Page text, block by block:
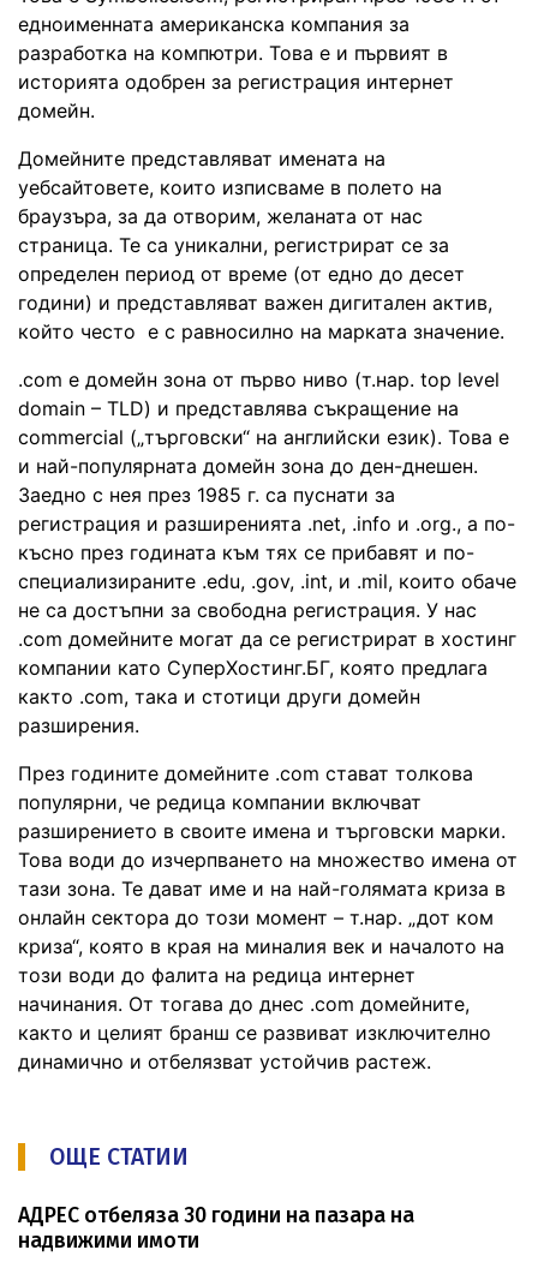
едноименната американска компания за
разработка на компютри. Това е и първият в
историята одобрен за регистрация интернет
домейн.
Домейните представляват имената на
уебсайтовете, които изписваме в полето на
браузъра, за да отворим, желаната от нас
страница. Те са уникални, регистрират се за
определен период от време (от едно до десет
години) и представляват важен дигитален актив,
който често е с равносилно на марката значение.
.com е домейн зона от първо ниво (т.нар. top level
domain – TLD) и представлява съкращение на
commercial („търговски“ на английски език). Това е
и най-популярната домейн зона до ден-днешен.
Заедно с нея през 1985 г. са пуснати за
регистрация и разширенията .net, .info и .org., а по-
късно през годината към тях се прибавят и по-
специализираните .edu, .gov, .int, и .mil, които обаче
не са достъпни за свободна регистрация. У нас
.com домейните могат да се регистрират в хостинг
компании като СуперХостинг.БГ, която предлага
както .com, така и стотици други домейн
разширения.
През годините домейните .com стават толкова
популярни, че редица компании включват
разширението в своите имена и търговски марки.
Това води до изчерпването на множество имена от
тази зона. Те дават име и на най-голямата криза в
онлайн сектора до този момент – т.нар. „дот ком
криза“, която в края на миналия век и началото на
този води до фалита на редица интернет
начинания. От тогава до днес .com домейните,
както и целият бранш се развиват изключително
динамично и отбелязват устойчив растеж.
ОЩЕ СТАТИИ
АДРЕС отбеляза 30 години на пазара на
надвижими имоти